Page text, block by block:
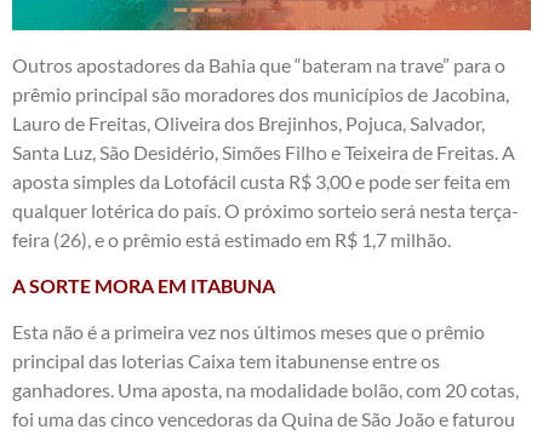
Outros apostadores da Bahia que “bateram na trave” para o
prêmio principal são moradores dos municípios de Jacobina,
Lauro de Freitas, Oliveira dos Brejinhos, Pojuca, Salvador,
Santa Luz, São Desidério, Simões Filho e Teixeira de Freitas. A
aposta simples da Lotofácil custa R$ 3,00 e pode ser feita em
qualquer lotérica do país. O próximo sorteio será nesta terça-
feira (26), e o prêmio está estimado em R$ 1,7 milhão.
A SORTE MORA EM ITABUNA
Esta não é a primeira vez nos últimos meses que o prêmio
principal das loterias Caixa tem itabunense entre os
ganhadores. Uma aposta, na modalidade bolão, com 20 cotas,
foi uma das cinco vencedoras da Quina de São João e faturou